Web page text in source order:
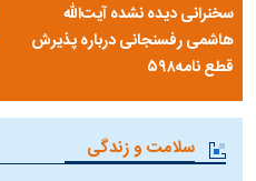
سخنرانی دیده نشده آیت‌الله
هاشمی رفسنجانی درباره پذیرش
قطع نامه۵۹۸
سلامت و زندگی